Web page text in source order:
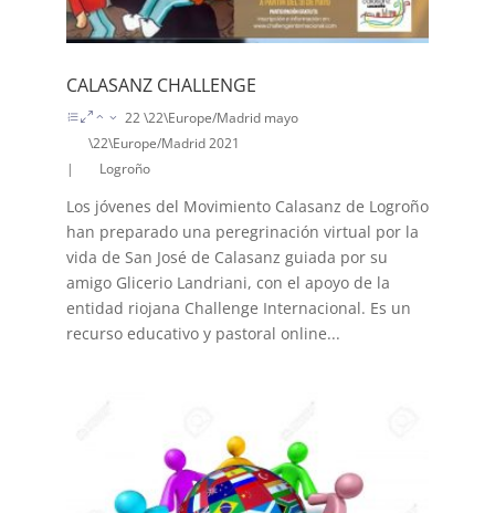
CALASANZ CHALLENGE
22 \22\Europe/Madrid mayo
\22\Europe/Madrid 2021
|
Logroño
Los jóvenes del Movimiento Calasanz de Logroño
han preparado una peregrinación virtual por la
vida de San José de Calasanz guiada por su
amigo Glicerio Landriani, con el apoyo de la
entidad riojana Challenge Internacional. Es un
recurso educativo y pastoral online...